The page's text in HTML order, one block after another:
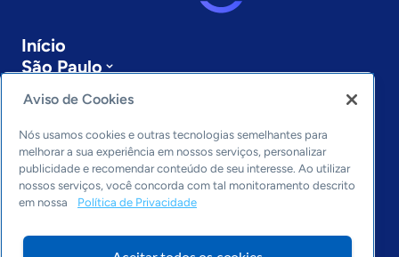
Início
São Paulo
Últimas notícias
Entre em contato
Editorias
Economia & Política
Inovação & Tecnologia
Aviso de Cookies
Nós usamos cookies e outras tecnologias semelhantes para
melhorar a sua experiência em nossos serviços, personalizar
publicidade e recomendar conteúdo de seu interesse. Ao utilizar
nossos serviços, você concorda com tal monitoramento descrito
em nossa
Política de Privacidade